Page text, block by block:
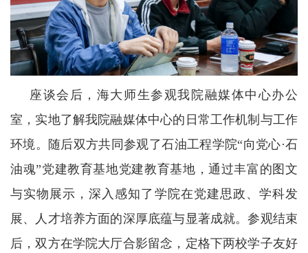
座谈会后，海大师生参观我院融媒体中心办公
室，实地了解我院融媒体中心的日常工作机制与工作
环境。 随后双方共同参观了石油工程学院“向党心·石
油魂”党建教育基地党建教育基地，通过丰富的图文
与实物展示，深入感知了学院在党建思政、学科发
展、人才培养方面的深厚底蕴与显著成就。参观结束
后，双方在学院大厅合影留念，定格下两校学子友好